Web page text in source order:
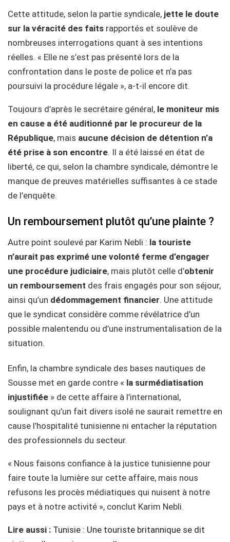
Cette attitude, selon la partie syndicale, jette le doute
sur la véracité des faits rapportés et soulève de
nombreuses interrogations quant à ses intentions
réelles. « Elle ne s’est pas présenté lors de la
confrontation dans le poste de police et n’a pas
poursuivi la procédure légale », a-t-il encore dit.
Toujours d’après le secrétaire général, le moniteur mis
en cause a été auditionné par le procureur de la
République, mais aucune décision de détention n’a
été prise à son encontre. Il a été laissé en état de
liberté, ce qui, selon la chambre syndicale, démontre le
manque de preuves matérielles suffisantes à ce stade
de l’enquête.
Un remboursement plutôt qu’une plainte ?
Autre point soulevé par Karim Nebli : la touriste
n’aurait pas exprimé une volonté ferme d’engager
une procédure judiciaire, mais plutôt celle d’obtenir
un remboursement des frais engagés pour son séjour,
ainsi qu’un dédommagement financier. Une attitude
que le syndicat considère comme révélatrice d’un
possible malentendu ou d’une instrumentalisation de la
situation.
Enfin, la chambre syndicale des bases nautiques de
Sousse met en garde contre « la surmédiatisation
injustifiée » de cette affaire à l’international,
soulignant qu’un fait divers isolé ne saurait remettre en
cause l’hospitalité tunisienne ni entacher la réputation
des professionnels du secteur.
« Nous faisons confiance à la justice tunisienne pour
faire toute la lumière sur cette affaire, mais nous
refusons les procès médiatiques qui nuisent à notre
pays et à notre activité », conclut Karim Nebli.
Lire aussi : Tunisie : Une touriste britannique se dit